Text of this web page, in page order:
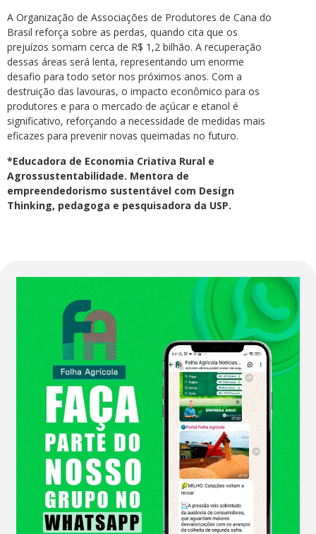
A Organização de Associações de Produtores de Cana do
Brasil reforça sobre as perdas, quando cita que os
prejuízos somam cerca de R$ 1,2 bilhão. A recuperação
dessas áreas será lenta, representando um enorme
desafio para todo setor nos próximos anos. Com a
destruição das lavouras, o impacto econômico para os
produtores e para o mercado de açúcar e etanol é
significativo, reforçando a necessidade de medidas mais
eficazes para prevenir novas queimadas no futuro.
*Educadora de Economia Criativa Rural e
Agrossustentabilidade. Mentora de
empreendedorismo sustentável com Design
Thinking, pedagoga e pesquisadora da USP.